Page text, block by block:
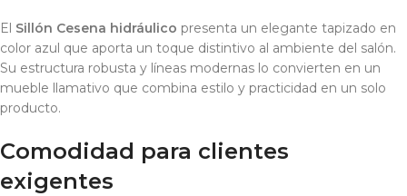
El Sillón Cesena hidráulico presenta un elegante tapizado en
color azul que aporta un toque distintivo al ambiente del salón.
Su estructura robusta y líneas modernas lo convierten en un
mueble llamativo que combina estilo y practicidad en un solo
producto.
Comodidad para clientes
exigentes